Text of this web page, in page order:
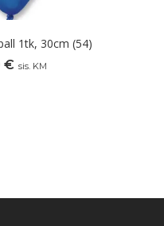
1tk, 30cm (54)
€ sis. KM